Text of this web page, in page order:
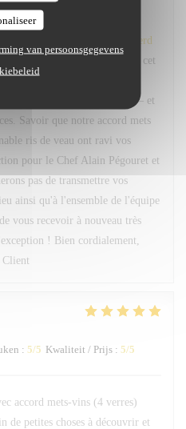
van persoonsgegevens
ravissante soirée.
op deze beoordeling gereageerd
pris le temps de partager cet
sommes ravis que la
nous ait été à la hauteur — et
Savoir que notre accord mets
ris de veau ont ravi vos
pour le Chef Alain Pégouret et
pas de transmettre vos
ainsi qu'à l'ensemble de l'équipe
vous recevoir à nouveau très
! Bien cordialement,
Client
: 5/5 Kwaliteit / Prijs : 5/5
accord mets-vins (4 verres)
de petites choses à découvrir et